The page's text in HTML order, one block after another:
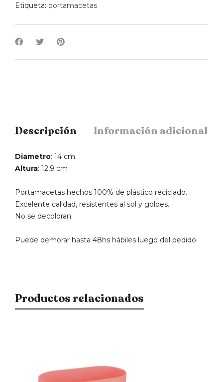
Etiqueta: portamacetas
Descripción Información adicional
Diametro: 14 cm
Altura: 12,9 cm
Portamacetas hechos 100% de plástico reciclado.
Excelente calidad, resistentes al sol y golpes.
No se decoloran.
Puede demorar hasta 48hs hábiles luego del pedido.
Productos relacionados